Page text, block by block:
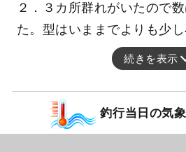
２．３カ所群れがいたので
た。型はいままでよりも少し
続きを表示
釣行当日の気